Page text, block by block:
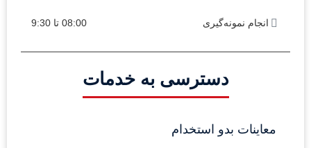
انجام نمونه‌گیری 08:00 تا 9:30
دسترسی به خدمات
معاینات بدو استخدام